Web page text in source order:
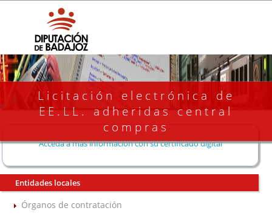
Licitación electrónica de
EE.LL. adheridas central
compras
Acceda a más información con su certificado digital
Entidades locales
Órganos de contratación